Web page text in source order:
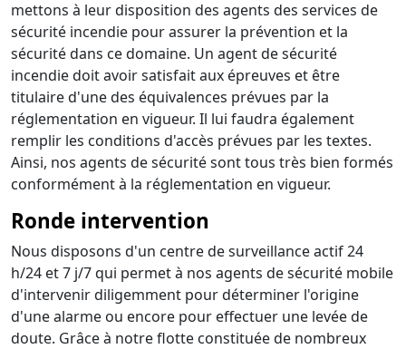
mettons à leur disposition des agents des services de
sécurité incendie pour assurer la prévention et la
sécurité dans ce domaine. Un agent de sécurité
incendie doit avoir satisfait aux épreuves et être
titulaire d'une des équivalences prévues par la
réglementation en vigueur. Il lui faudra également
remplir les conditions d'accès prévues par les textes.
Ainsi, nos agents de sécurité sont tous très bien formés
conformément à la réglementation en vigueur.
Ronde intervention
Nous disposons d'un centre de surveillance actif 24
h/24 et 7 j/7 qui permet à nos agents de sécurité mobile
d'intervenir diligemment pour déterminer l'origine
d'une alarme ou encore pour effectuer une levée de
doute. Grâce à notre flotte constituée de nombreux